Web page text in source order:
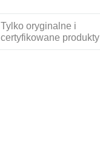
Tylko oryginalne i
certyfikowane produkty